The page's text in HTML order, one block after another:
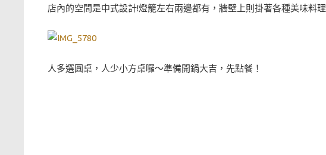
店內的空間是中式設計!燈籠左右兩邊都有，牆壁上則掛著各種美味料理
人多選圓桌，人少小方桌囉～準備開鍋大吉，先點餐！